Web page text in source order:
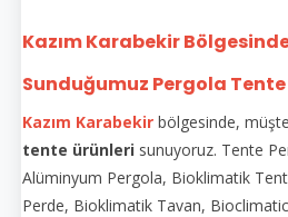
Kazım Karabekir
Sunduğumuz Pergola
Kazım Karabekir bölgesinde,
tente ürünleri sunuyoruz. Tente
Alüminyum Pergola, Bioklimatik
Perde, Bioklimatik Tavan,